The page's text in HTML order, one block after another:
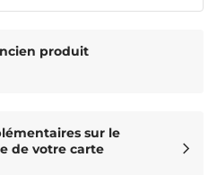
produit
sur le
de votre carte